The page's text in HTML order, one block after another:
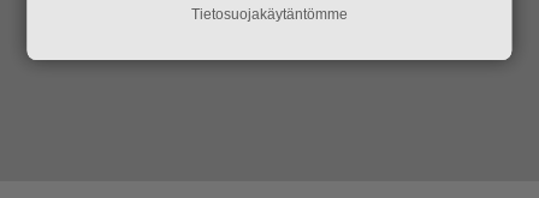
Tietosuojakäytäntömme